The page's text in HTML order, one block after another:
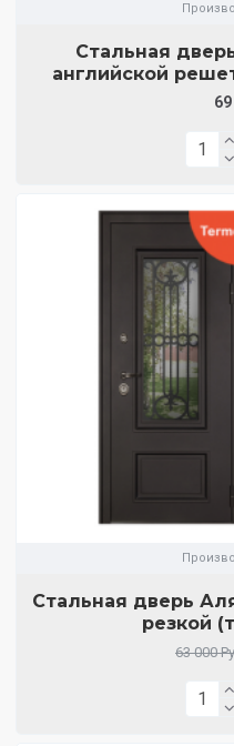
Стальная
английской
Стальная дверь
резкой
63 000